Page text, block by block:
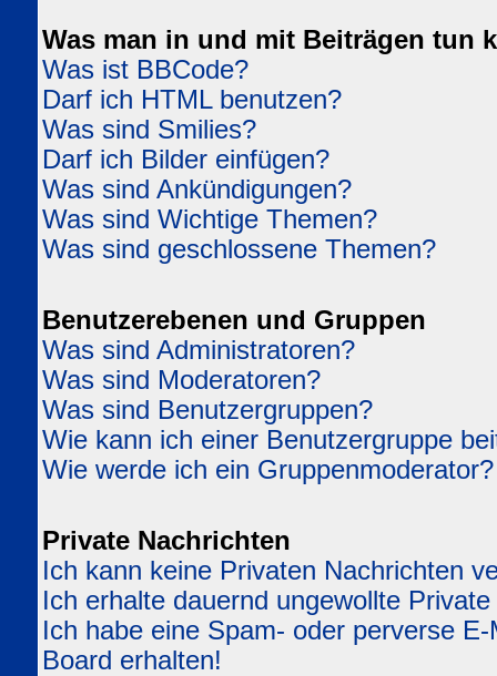
Was man in und mit Beiträgen tun
Was ist BBCode?
Darf ich HTML benutzen?
Was sind Smilies?
Darf ich Bilder einfügen?
Was sind Ankündigungen?
Was sind Wichtige Themen?
Was sind geschlossene Themen?
Benutzerebenen und Gruppen
Was sind Administratoren?
Was sind Moderatoren?
Was sind Benutzergruppen?
Wie kann ich einer Benutzergruppe
Wie werde ich ein Gruppenmoderator?
Private Nachrichten
Ich kann keine Privaten Nachrichten
Ich erhalte dauernd ungewollte
Ich habe eine Spam- oder perverse
Board erhalten!